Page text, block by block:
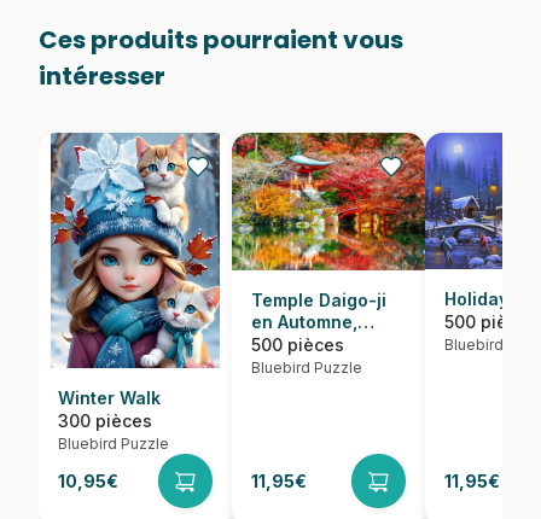
Ces produits pourraient vous
intéresser
Winter Walk
300 pièces
Bluebird Puzzle
10,95€
Temple Daigo-ji
en Automne,
Kyoto
500 pièces
Bluebird Puzzle
11,95€
Holiday
500 pièces
Bluebird
11,95€